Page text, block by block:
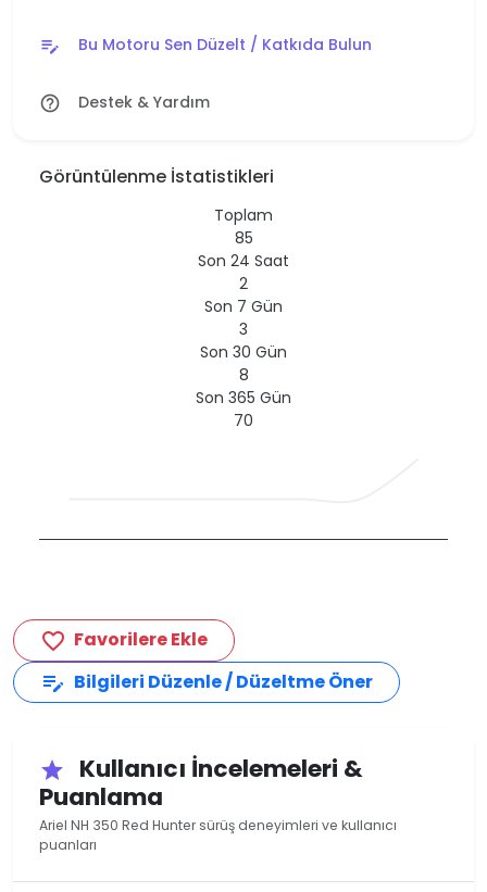
edit_note Bu Motoru Sen Düzelt / Katkıda Bulun
help_outline Destek & Yardım
Görüntülenme İstatistikleri
Toplam
85
Son 24 Saat
2
Son 7 Gün
3
Son 30 Gün
8
Son 365 Gün
70
favorite_border Favorilere Ekle
edit_note Bilgileri Düzenle / Düzeltme Öner
star
Kullanıcı İncelemeleri &
Puanlama
Ariel NH 350 Red Hunter sürüş deneyimleri ve kullanıcı
puanları